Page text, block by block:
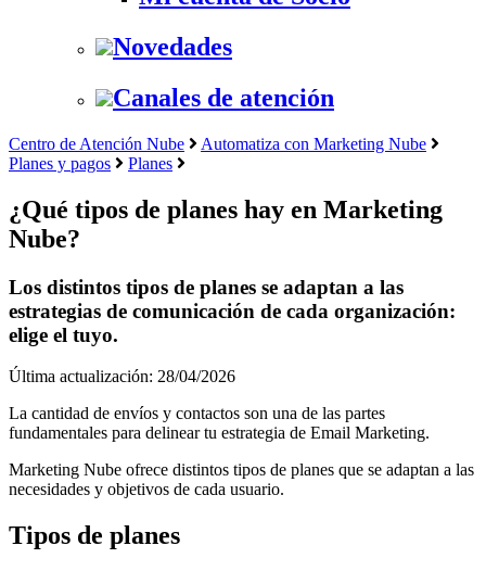
Novedades
Canales de atención
Centro de Atención Nube
Automatiza con Marketing Nube
Planes y pagos
Planes
¿Qué tipos de planes hay en Marketing
Nube?
Los distintos tipos de planes se adaptan a las
estrategias de comunicación de cada organización:
elige el tuyo.
Última actualización: 28/04/2026
La cantidad de envíos y contactos son una de las partes
fundamentales para delinear tu estrategia de Email Marketing.
Marketing Nube ofrece distintos tipos de planes que se adaptan a las
necesidades y objetivos de cada usuario.
Tipos de planes